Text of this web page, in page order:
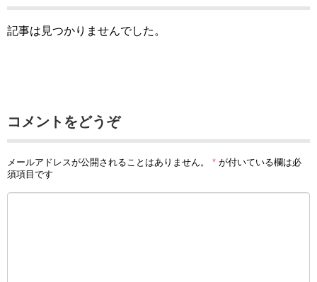
記事は見つかりませんでした。
コメントをどうぞ
メールアドレスが公開されることはありません。 * が付いている欄は必
須項目です